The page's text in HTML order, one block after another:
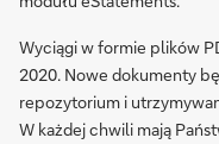
Wyciągi w formie plików
2020. Nowe dokumenty
repozytorium i
W każdej chwili mają